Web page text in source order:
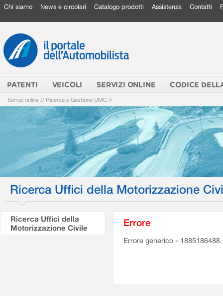
Chi siamo News e circolari Catalogo prodotti Assistenza Contatti
PATENTI VEICOLI SERVIZI ONLINE CODICE
Servizi online // Ricerca e Gestione UMC //
Ricerca Uffici della Motorizzazione
Ricerca Uffici della
Motorizzazione Civile
Errore
Errore generico - 1885186488